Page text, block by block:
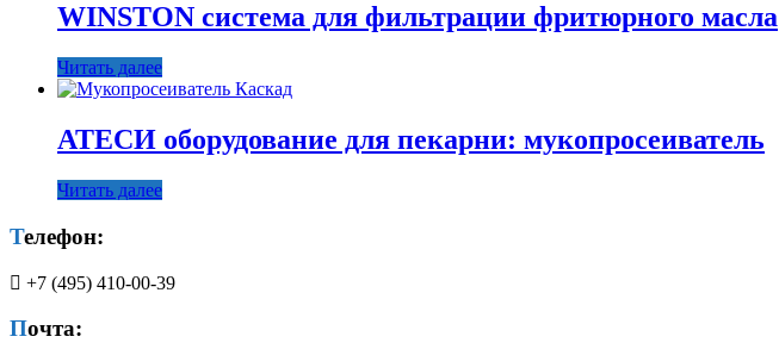
WINSTON система для фильтрации фритюрного масла
Читать далее
АТЕСИ оборудование для пекарни: мукопросеиватель
Читать далее
Телефон:
+7 (495) 410-00-39
Почта: